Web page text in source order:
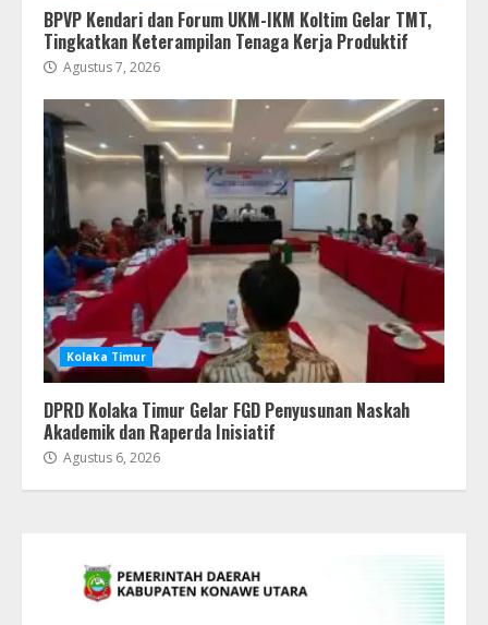
BPVP Kendari dan Forum UKM-IKM Koltim Gelar TMT,
Tingkatkan Keterampilan Tenaga Kerja Produktif
Agustus 7, 2026
Kolaka Timur
DPRD Kolaka Timur Gelar FGD Penyusunan Naskah
Akademik dan Raperda Inisiatif
Agustus 6, 2026